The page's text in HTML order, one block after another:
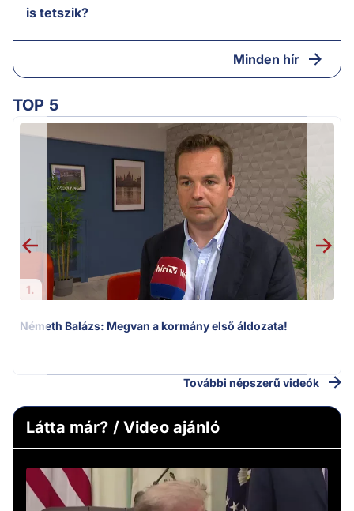
is tetszik?
Minden hír
TOP 5
1.
Németh Balázs: Megvan a kormány első áldozata!
További népszerű videók
Látta már? / Video ajánló